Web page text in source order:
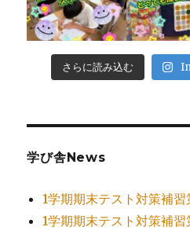
さらに読み込む
学び舎News
1学期期末テスト対策補習
1学期期末テスト対策補習